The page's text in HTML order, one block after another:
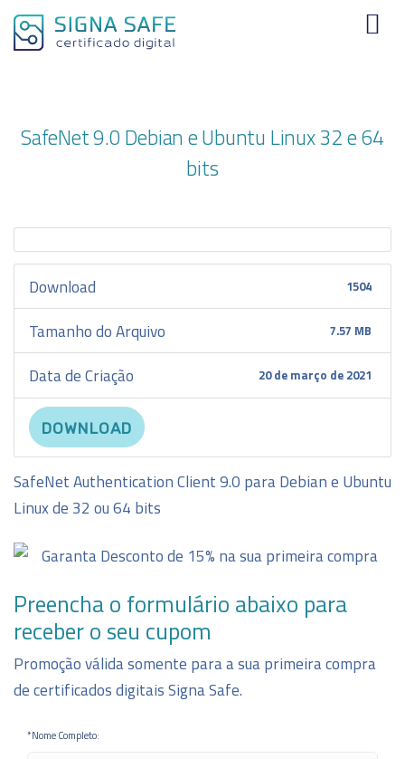
SafeNet 9.0 Debian e Ubuntu Linux 32 e 64
bits
Download 1504
Tamanho do Arquivo 7.57 MB
Data de Criação 20 de março de 2021
DOWNLOAD
SafeNet Authentication Client 9.0 para Debian e Ubuntu
Linux de 32 ou 64 bits
Preencha o formulário abaixo para
receber o seu cupom
Promoção válida somente para a sua primeira compra
de certificados digitais Signa Safe.
*Nome Completo: